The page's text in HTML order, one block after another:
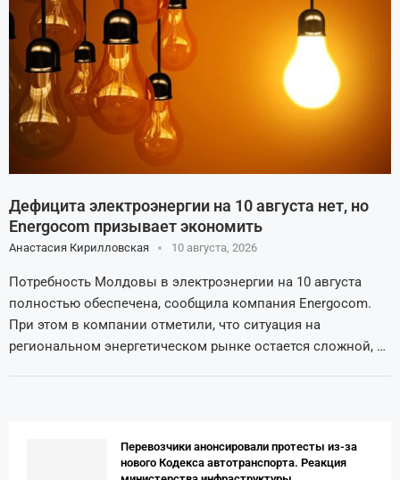
Дефицита электроэнергии на 10 августа нет, но
Energocom призывает экономить
Анастасия Кирилловская 10 августа, 2026
Потребность Молдовы в электроэнергии на 10 августа
полностью обеспечена, сообщила компания Energocom.
При этом в компании отметили, что ситуация на
региональном энергетическом рынке остается сложной, …
Перевозчики анонсировали протесты из-за
нового Кодекса автотранспорта. Реакция